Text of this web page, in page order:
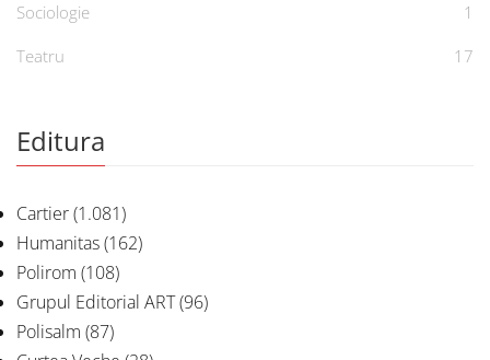
Sociologie
1
Teatru
17
Editura
Cartier(1.081)
Humanitas(162)
Polirom (108)
Grupul Editorial ART(96)
Polisalm (87)